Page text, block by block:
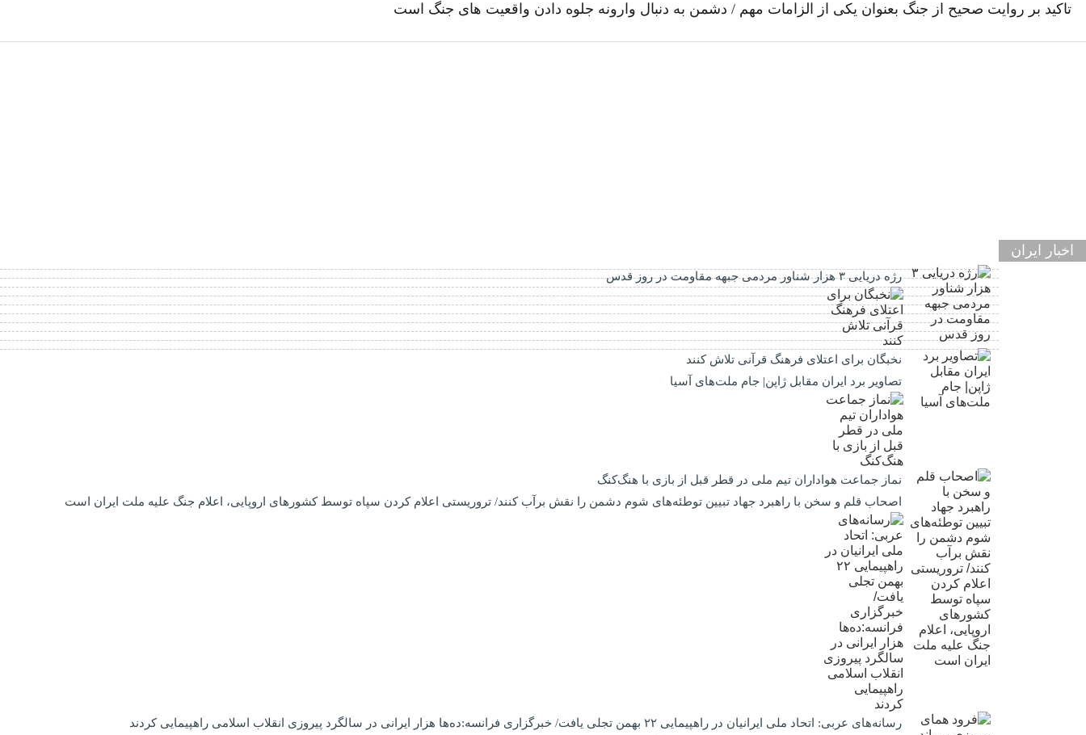
تاکید بر روایت صحیح از جنگ بعنوان یکی از الزامات مهم / دشمن به دنبال وارونه جلوه دادن واقعیت های جنگ است
اخبار ایران
رژه دریایی ۳ هزار شناور مردمی جبهه مقاومت در روز قدس
نخبگان برای اعتلای فرهنگ قرآنی تلاش کنند
تصاویر برد ایران مقابل ژاپن| جام ملت‌های آسیا
نماز جماعت هواداران تیم ملی در قطر قبل از بازی با هنگ‌کنگ
اصحاب قلم و سخن با راهبرد جهاد تبیین توطئه‌های شوم دشمن را نقش برآب کنند/ تروریستی اعلام کردن سپاه توسط کشورهای اروپایی، اعلام جنگ علیه ملت ایران است
رسانه‌های عربی: اتحاد ملی ایرانیان در راهپیمایی ۲۲ بهمن تجلی یافت/ خبرگزاری فرانسه:ده‌ها هزار ایرانی در سالگرد پیروزی انقلاب اسلامی راهپیمایی کردند